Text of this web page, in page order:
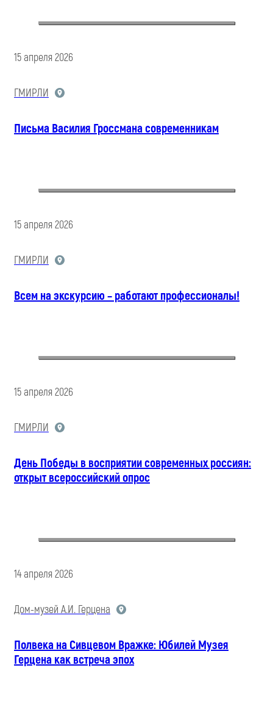
15 апреля 2026
ГМИРЛИ
Письма Василия Гроссмана современникам
15 апреля 2026
ГМИРЛИ
Всем на экскурсию – работают профессионалы!
15 апреля 2026
ГМИРЛИ
День Победы в восприятии современных россиян:
открыт всероссийский опрос
14 апреля 2026
Дом-музей А.И. Герцена
Полвека на Сивцевом Вражке: Юбилей Музея
Герцена как встреча эпох